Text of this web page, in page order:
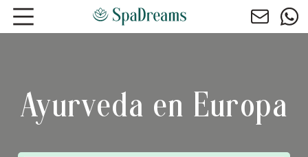
Ir al contenido principal
Ayurveda en Europa